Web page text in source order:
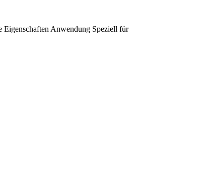
Eigenschaften Anwendung Speziell für